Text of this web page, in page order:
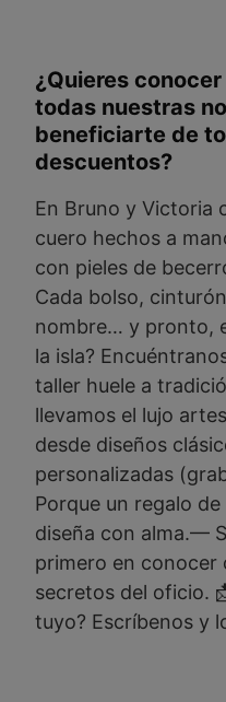
¿Quieres
todas nuestras
beneficiarte de
descuentos?
En Bruno y Victoria
cuero hechos a
con pieles de
Cada bolso,
nombre… y pronto,
la isla?
taller huele a
llevamos el lujo
desde diseños
personalizadas
Porque un regalo
diseña con alma.—
primero en conocer
secretos del oficio.
tuyo? Escríbenos y